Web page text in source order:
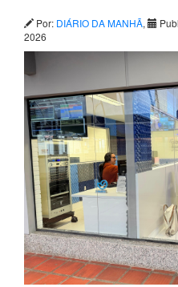
Por: DIÁRIO DA MANHÃ,
2026